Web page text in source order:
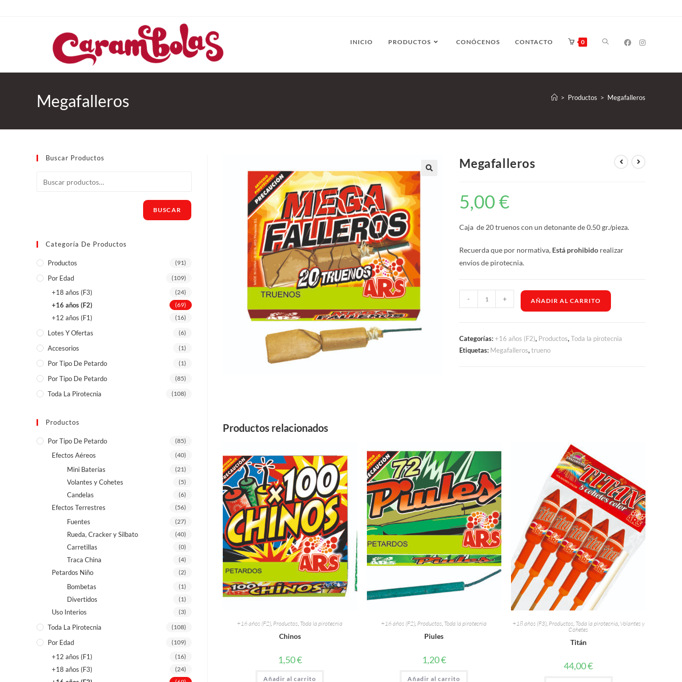
INICIO PRODUCTOS CONÓCENOS CONTACTO 0
Megafalleros > Productos > Megafalleros
Megafalleros
5,00€
Caja de 20 truenos con un detonante de 0.50 gr./pieza.
Recuerda que por normativa, Está prohibido realizar
envíos de pirotecnia.
- + AÑADIR AL CARRITO
Categorías:+16 años (F2), Productos,Toda la pirotecnia
Etiquetas: Megafalleros,trueno
Productos relacionados
+16 años (F2), Productos, Toda la pirotecnia
Chinos
1,50€
Añadir al carrito
+16 años (F2), Productos, Toda la pirotecnia
Piules
1,20€
Añadir al carrito
+18 años (F3), Productos, Toda la pirotecnia, Volantes y
Cohetes
Titán
44,00€
Buscar Productos
BUSCAR
Categoría De Productos
Productos (91)
Por Edad (109)
+18 años (F3) (24)
+16 años (F2) (69)
+12 años (F1) (16)
Lotes Y Ofertas (6)
Accesorios (1)
Por Tipo De Petardo (1)
Por Tipo De Petardo (85)
Toda La Pirotecnia (108)
Productos
Por Tipo De Petardo (85)
Efectos Aéreos (40)
Mini Baterías (21)
Volantes y Cohetes (5)
Candelas (6)
Efectos Terrestres (56)
Fuentes (27)
Rueda, Cracker y Silbato (40)
Carretillas (0)
Traca China (4)
Petardos Niño (2)
Bombetas (1)
Divertidos (1)
Uso Interios (3)
Toda La Pirotecnia (108)
Por Edad (109)
+12 años (F1) (16)
+18 años (F3) (24)